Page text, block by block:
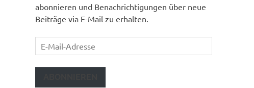
abonnieren und Benachrichtigungen über neue
Beiträge via E-Mail zu erhalten.
E-
Mail-
Adresse